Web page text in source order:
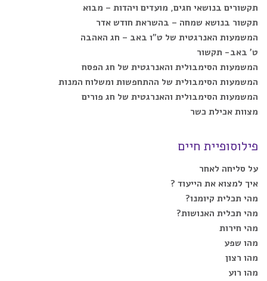
תקשורים בנושאי חגים, מועדים ויהדות – מבוא
תקשור בנושא שמחה – בהשראת חודש אדר
המשמעות האנרגטית של ט”ו באב – חג האהבה
ט’ באב- תקשור
המשמעות הסימבולית והאנרגטית של חג הפסח
המשמעות הסימבולית של ההתחפשות ומשלוח המנות
המשמעות הסימבולית והאנרגטית של חג פורים
מצוות אכילת כשר
פילוסופיית חיים
על סליחה לאחר
איך למצוא את הייעוד ?
מהי תכלית קיומנו?
מהי תכלית האנושות?
מהי חירות
מהו שפע
מהו רצון
מהו רוע